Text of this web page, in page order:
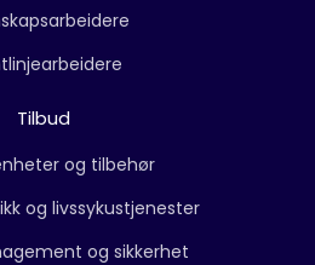
Tilbud
og tilbehør
og livssykustjenester
og sikkerhet